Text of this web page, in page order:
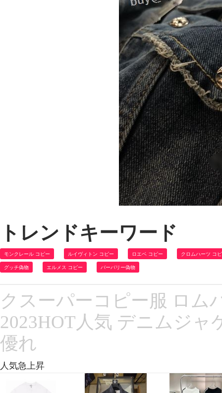
トレンドキーワード
モンクレール コピー ルイヴィトン コピー ロエベ コピー クロムハーツ コ
グッチ偽物 エルメス コピー バーバリー偽物
クスーパーコピー服 ロム
2023HOT人気 デニムジ
優れ
人気急上昇